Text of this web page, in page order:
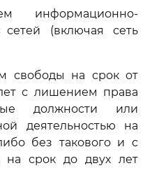
информационно-
сетей (включая сеть
свободы на срок от
с лишением права
должности или
деятельностью на
без такового и с
на срок до двух лет